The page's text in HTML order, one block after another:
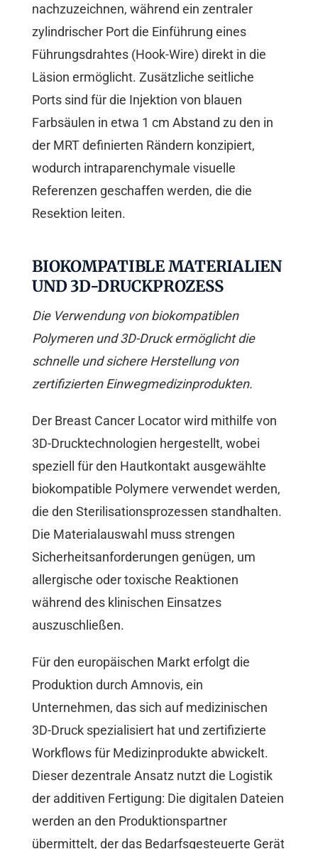
nachzuzeichnen, während ein zentraler
zylindrischer Port die Einführung eines
Führungsdrahtes (Hook-Wire) direkt in die
Läsion ermöglicht. Zusätzliche seitliche
Ports sind für die Injektion von blauen
Farbsäulen in etwa 1 cm Abstand zu den in
der MRT definierten Rändern konzipiert,
wodurch intraparenchymale visuelle
Referenzen geschaffen werden, die die
Resektion leiten.
BIOKOMPATIBLE MATERIALIEN
UND 3D-DRUCKPROZESS
Die Verwendung von biokompatiblen
Polymeren und 3D-Druck ermöglicht die
schnelle und sichere Herstellung von
zertifizierten Einwegmedizinprodukten.
Der Breast Cancer Locator wird mithilfe von
3D-Drucktechnologien hergestellt, wobei
speziell für den Hautkontakt ausgewählte
biokompatible Polymere verwendet werden,
die den Sterilisationsprozessen standhalten.
Die Materialauswahl muss strengen
Sicherheitsanforderungen genügen, um
allergische oder toxische Reaktionen
während des klinischen Einsatzes
auszuschließen.
Für den europäischen Markt erfolgt die
Produktion durch Amnovis, ein
Unternehmen, das sich auf medizinischen
3D-Druck spezialisiert hat und zertifizierte
Workflows für Medizinprodukte abwickelt.
Dieser dezentrale Ansatz nutzt die Logistik
der additiven Fertigung: Die digitalen Dateien
werden an den Produktionspartner
übermittelt, der das Bedarfsgesteuerte Gerät